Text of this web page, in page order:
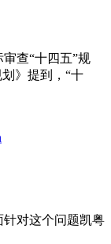
查“十四五”规
》提到，“十
对这个问题凯粤